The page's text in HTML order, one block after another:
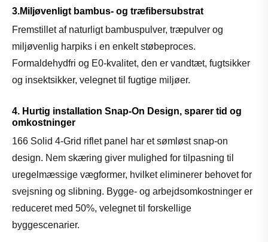
3.Miljøvenligt bambus- og træfibersubstrat
Fremstillet af naturligt bambuspulver, træpulver og
miljøvenlig harpiks i en enkelt støbeproces.
Formaldehydfri og E0-kvalitet, den er vandtæt, fugtsikker
og insektsikker, velegnet til fugtige miljøer.
4. Hurtig installation Snap-On Design, sparer tid og
omkostninger
166 Solid 4-Grid riflet panel har et sømløst snap-on
design. Nem skæring giver mulighed for tilpasning til
uregelmæssige vægformer, hvilket eliminerer behovet for
svejsning og slibning. Bygge- og arbejdsomkostninger er
reduceret med 50%, velegnet til forskellige
byggescenarier.